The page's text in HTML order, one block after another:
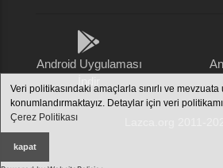
Veri politikasındaki amaçlarla sınırlı ve
konumlandırmaktayız. Detaylar için veri
Çerez Politikası
kapat
Android Uygulaması